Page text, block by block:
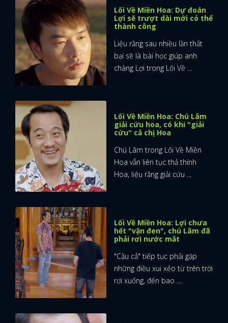
Lối Về Miền Hoa: Dự đoán
Lợi sẽ trượt dài mới có thể
thành công
Liệu rằng sau nhiều lần thất
bại sẽ là bài học giúp anh
chàng Lợi trong Lối Về ...
Lối Về Miền Hoa: Chú Lâm
giải cứu hoa, có khi "giải
cứu" cả chị Hoa
Chú Lâm trong Lối Về Miền
Hoa vẫn liên tục thả thính
Hoa, liệu rằng giải cứu ...
Lối Về Miền Hoa: Lợi chưa
hết "vận đen", chú Lâm đã
phải rơi nước mắt
"Cậu cả" tiếp tục phải gặp
những điều xui xẻo từ trên trời
rơi xuống, đến bao ...